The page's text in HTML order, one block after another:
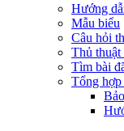
Hướng
Mẫu biểu
Câu hỏi
Thủ thuật
Tìm bài
Tổng